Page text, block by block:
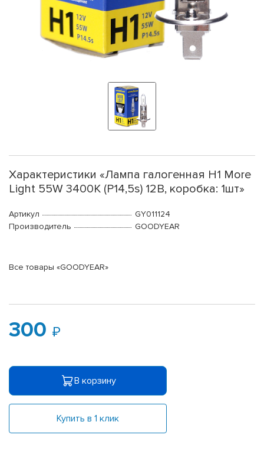
Характеристики «Лампа галогенная H1 More
Light 55W 3400K (P14,5s) 12В, коробка: 1шт»
Артикул
GY011124
Производитель
GOODYEAR
Все товары «GOODYEAR»
300
В корзину
Купить в 1 клик